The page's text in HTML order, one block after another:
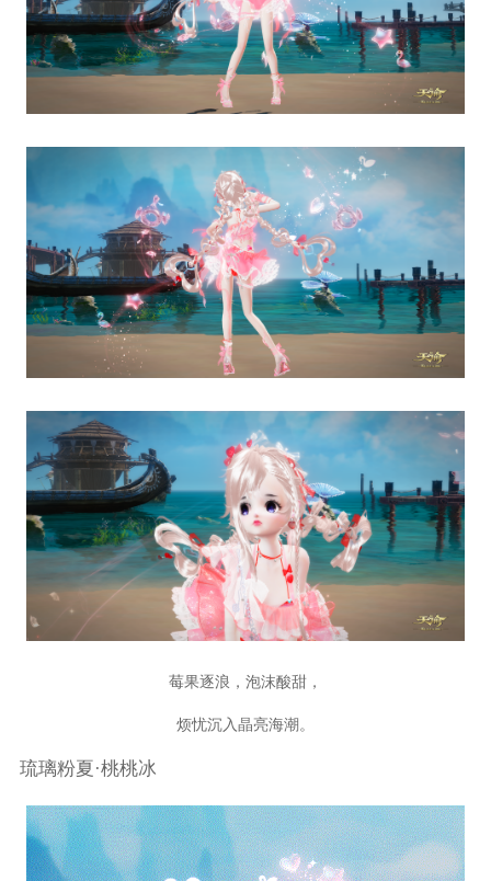
莓果逐浪，泡沫酸甜，
烦忧沉入晶亮海潮。
琉璃粉夏·桃桃冰